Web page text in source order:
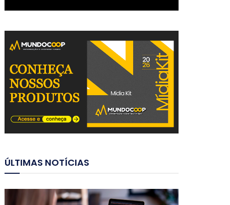
ÚLTIMAS NOTÍCIAS